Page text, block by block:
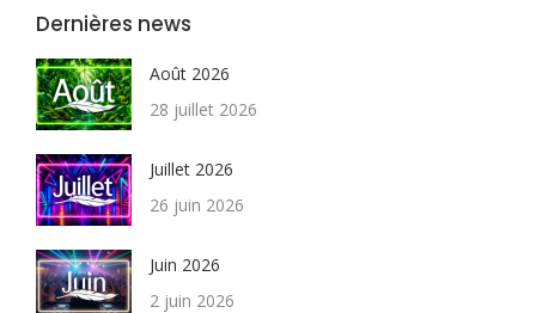
Dernières news
Août 2026
28 juillet 2026
Juillet 2026
26 juin 2026
Juin 2026
2 juin 2026